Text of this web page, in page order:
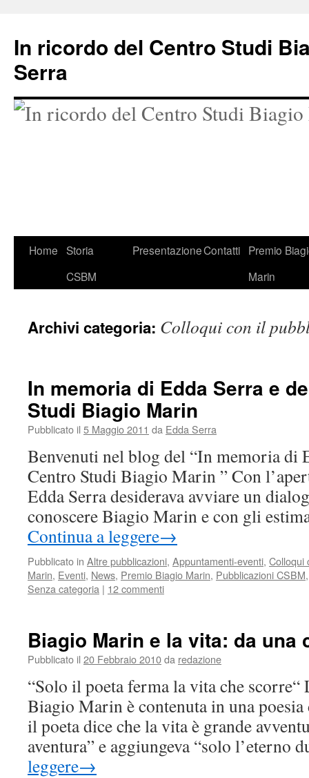
In ricordo del Centro Studi
Serra
VaiHome Storia
CSBM
PresentazioneContatti Premio
Marin
Archivi categoria: Colloqui con il
In memoria di Edda Serra e
Studi Biagio Marin
Pubblicato il 5 Maggio 2011 da Edda Serra
Benvenuti nel blog del “In memoria di
Centro Studi Biagio Marin ” Con
Edda Serra desiderava avviare un
conoscere Biagio Marin e con gli
Continua a leggere→
Pubblicato in Altre pubblicazioni, Appuntamenti-eventi, Colloqui
Marin, Eventi, News, Premio Biagio Marin, Pubblicazioni CSBM
Senza categoria | 12 commenti
Biagio Marin e la vita: da una
Pubblicato il 20 Febbraio 2010da redazione
“Solo il poeta ferma la vita che scorre“
Biagio Marin è contenuta in una
il poeta dice che la vita è grande
aventura” e aggiungeva “solo l’eterno
leggere→